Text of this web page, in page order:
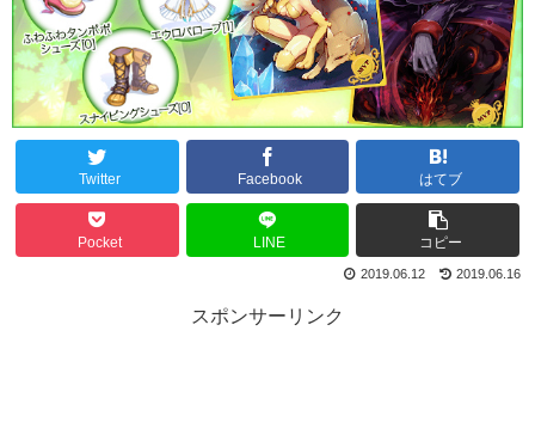
Twitter Facebook はてブ
Pocket LINE コピー
2019.06.16
2019.06.12
スポンサーリンク